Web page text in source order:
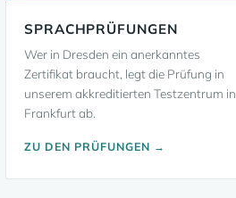
SPRACHPRÜFUNGEN
Wer in Dresden ein anerkanntes
Zertifikat braucht, legt die Prüfung in
unserem akkreditierten Testzentrum in
Frankfurt ab.
ZU DEN PRÜFUNGEN →